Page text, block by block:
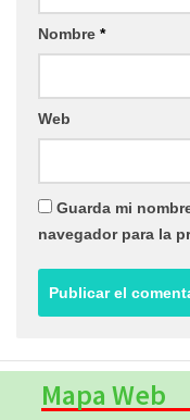
Nombre *
Web
Guarda mi
navegador para la
Mapa Web